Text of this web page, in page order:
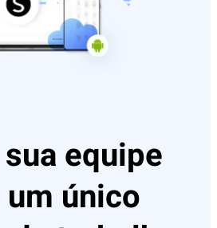
equipe
único